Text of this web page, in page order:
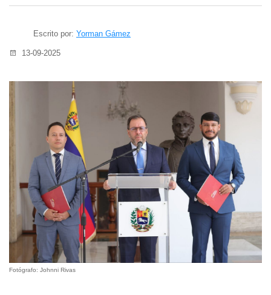
Escrito por: Yorman Gámez
13-09-2025
Fotógrafo: Johnni Rivas